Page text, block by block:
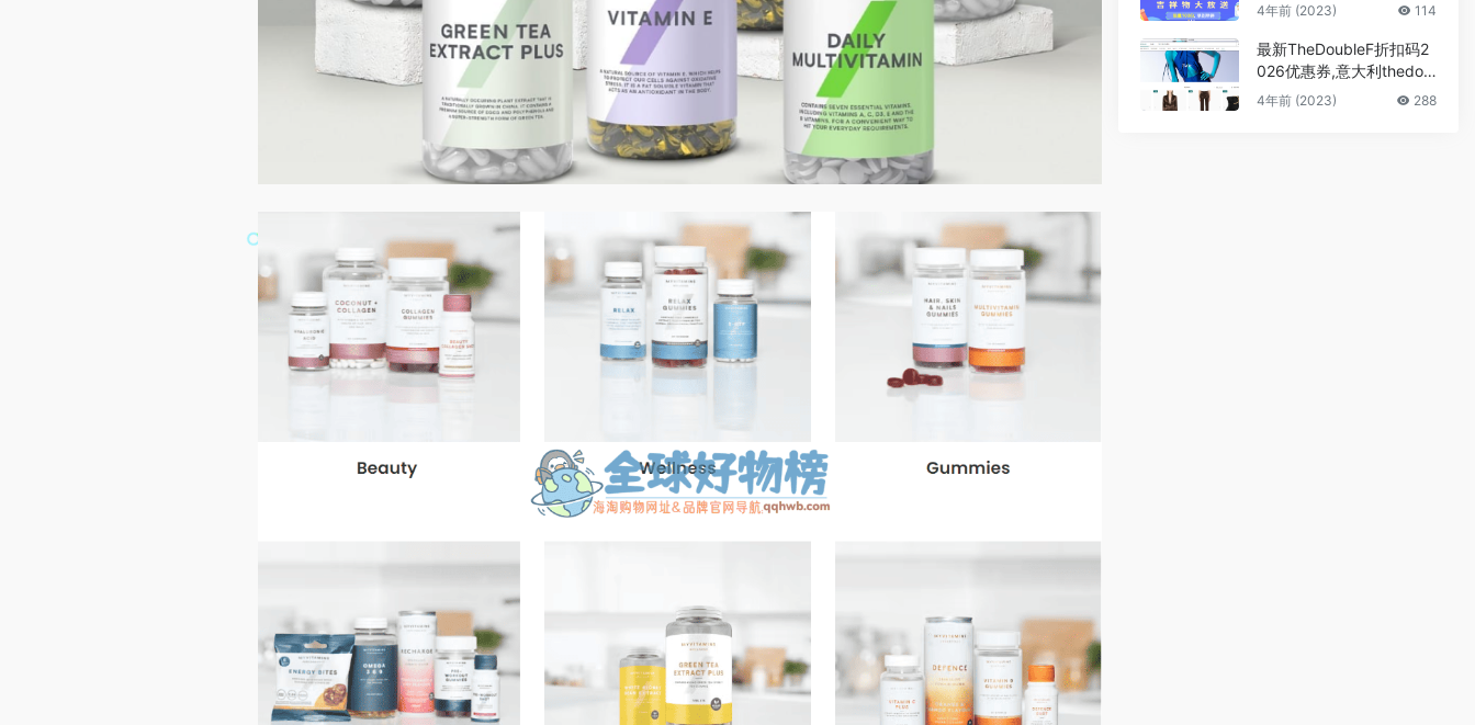
4年前 (2023) 114
最新TheDoubleF折扣码2
026优惠券,意大利thedou
blef官网折扣区低至3折
4年前 (2023) 288